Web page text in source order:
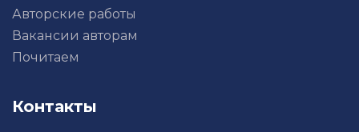
Авторские работы
Вакансии авторам
Почитаем
Контакты